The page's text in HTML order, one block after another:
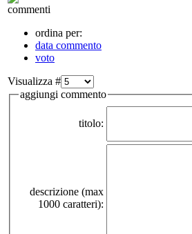
commenti
ordina per:
data commento
voto
Visualizza #
aggiungi commento
titolo:
descrizione (max
1000 caratteri):